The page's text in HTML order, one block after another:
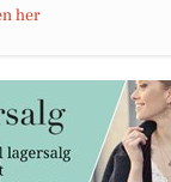
her